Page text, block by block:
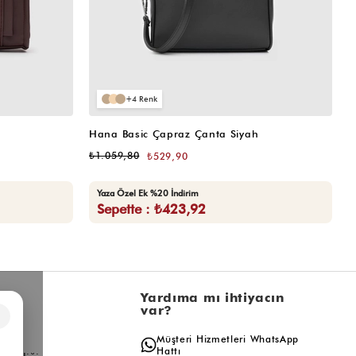
4
Hana Basic Çapraz Çanta Siyah
₺529,90
₺1.059,80
Yaza Özel Ek %20 İndirim
Sepette : ₺423,92
Yardıma mı ihtiyacın
var?
Müşteri Hizmetleri WhatsApp
Hattı